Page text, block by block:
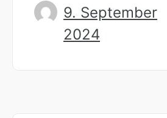
9. September
2024